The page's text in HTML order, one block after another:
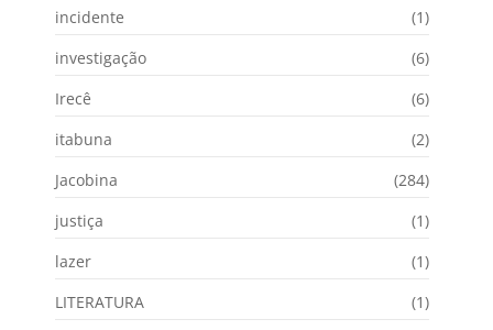
incidente
(1)
investigação
(6)
Irecê
(6)
itabuna
(2)
Jacobina
(284)
justiça
(1)
lazer
(1)
LITERATURA
(1)